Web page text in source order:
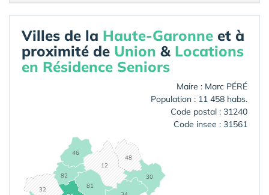
Villes de la Haute-Garonne et à
proximité de Union & Locations
en Résidence Seniors
Maire : Marc PÉRÉ
Population : 11 458 habs.
Code postal : 31240
Code insee : 31561
12
30
32
46
48
81
82